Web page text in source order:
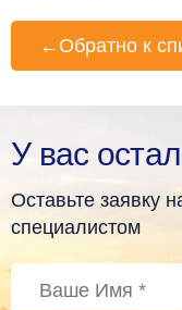
← Обратно к
У вас
Оставьте заявку
специалистом